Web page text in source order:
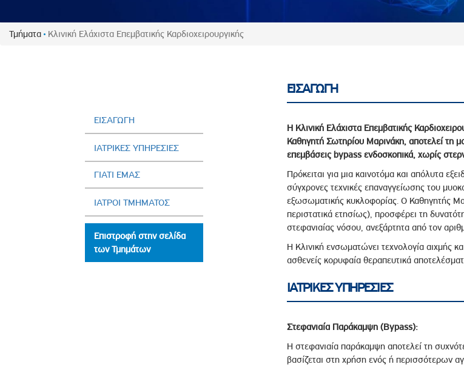
Πολιτική Προσλήψεων Προσωπικού, Στελεχών και Συνεργατών
Πολιτικές Ασφάλειας Πληροφοριών
Κανονισμός Επιτροπής Αποδοχών - Υποψηφιοτήτων
Διεύθυνση Εσωτερικού Ελέγχου Κανονισμός Λειτουργίας
Έκθεσης Βιώσιμης Ανάπτυξης 2023
Έκθεση Βιώσιμης Ανάπτυξης 2024
Πολιτική Δέουσας Επιμέλειας Τρίτων Μερών
Πολιτική Αναγνώρισης Προστασίας και Προαγωγής των Δικαιωμάτων των
Ασθενών
Τμήματα Κλινική Ελάχιστα Επεμβατικής Καρδιοχειρουργικής
ΕΙΣΑΓΩΓΗ
ΙΑΤΡΙΚΕΣ ΥΠΗΡΕΣΙΕΣ
ΓΙΑΤΙ ΕΜΑΣ
ΙΑΤΡΟΙ ΤΜΗΜΑΤΟΣ
Επιστροφή στην σελίδα
των Τμημάτων
ΕΙΣΑΓΩΓΗ
Η Κλινική Ελάχιστα Επεμβατικής
Καθηγητή Σωτηρίου Μαρινάκη, αποτελεί τη
επεμβάσεις bypass ενδοσκοπικά, χωρίς
Πρόκειται για μια καινοτόμα και απόλυτα
σύγχρονες τεχνικές επαναγγείωσης του
εξωσωματικής κυκλοφορίας. Ο Καθηγητής
περιστατικά ετησίως), προσφέρει τη
στεφανιαίας νόσου, ανεξάρτητα από τον
Η Κλινική ενσωματώνει τεχνολογία αιχμής
ασθενείς κορυφαία θεραπευτικά
ΙΑΤΡΙΚΕΣ ΥΠΗΡΕΣΙΕΣ
Στεφανιαία Παράκαμψη (Bypass):
Η στεφανιαία παράκαμψη αποτελεί τη
βασίζεται στη χρήση ενός ή περισσότερων